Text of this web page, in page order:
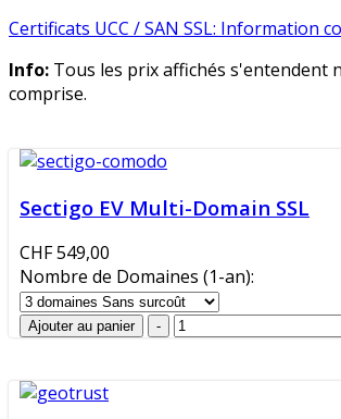
Certificats UCC / SAN SSL: Information
Info: Tous les prix affichés s'entendent
comprise.
Sectigo EV Multi-Domain SSL
CHF 549,00
Nombre de Domaines (1-an):